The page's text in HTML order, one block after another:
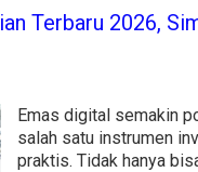
Terbaru 2026,
Emas digital semakin
salah satu instrumen
praktis. Tidak hanya